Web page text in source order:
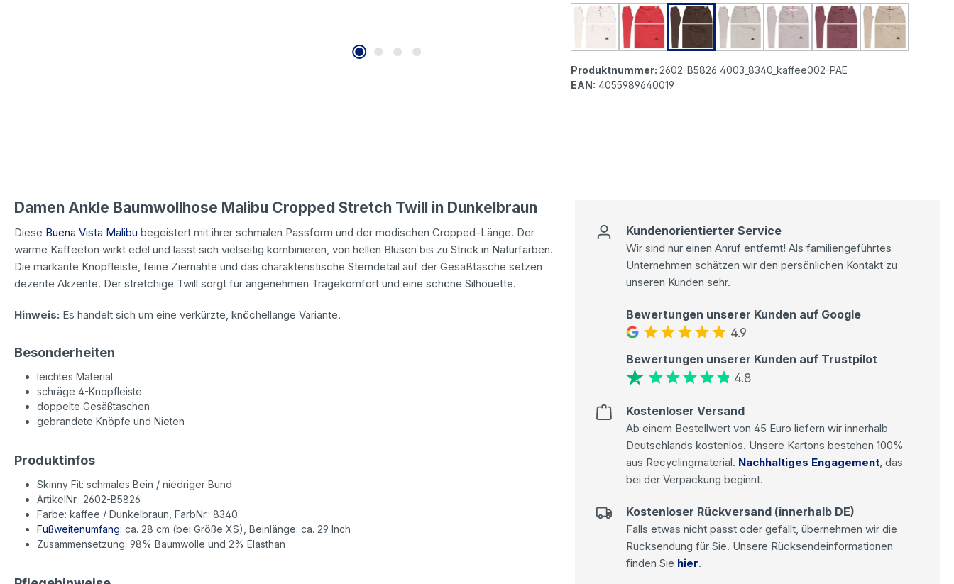
Buena Vista Malibu Cropped Stretch Twill Ankle Baumwollhose
Buena Vista Malibu Cropped Stretch Twill Ankle
Buena Vista Malibu Cropped Stretch Twill
Buena Vista Malibu Cropped Stretch
Buena Vista Malibu Cropped
Buena Vista Malibu
Buena
Produktnummer: 2602-B5826 4003_8340_kaffee002-PAE
EAN: 4055989640019
Damen Ankle Baumwollhose Malibu Cropped Stretch Twill in Dunkelbraun
Diese Buena Vista Malibu begeistert mit ihrer schmalen Passform und der modischen Cropped-Länge. Der
warme Kaffeeton wirkt edel und lässt sich vielseitig kombinieren, von hellen Blusen bis zu Strick in Naturfarben.
Die markante Knopfleiste, feine Ziernähte und das charakteristische Sterndetail auf der Gesäßtasche setzen
dezente Akzente. Der stretchige Twill sorgt für angenehmen Tragekomfort und eine schöne Silhouette.
Hinweis: Es handelt sich um eine verkürzte, knöchellange Variante.
Besonderheiten
leichtes Material
schräge 4-Knopfleiste
doppelte Gesäßtaschen
gebrandete Knöpfe und Nieten
Produktinfos
Skinny Fit: schmales Bein / niedriger Bund
ArtikelNr.: 2602-B5826
Farbe: kaffee / Dunkelbraun, FarbNr.: 8340
Fußweitenumfang: ca. 28 cm (bei Größe XS), Beinlänge: ca. 29 Inch
Zusammensetzung: 98% Baumwolle und 2% Elasthan
Kundenorientierter Service
Wir sind nur einen Anruf entfernt! Als familiengeführtes
Unternehmen schätzen wir den persönlichen Kontakt zu
unseren Kunden sehr.
Bewertungen unserer Kunden auf Google
4.9
Bewertungen unserer Kunden auf Trustpilot
4.8
Kostenloser Versand
Ab einem Bestellwert von 45 Euro liefern wir innerhalb
Deutschlands kostenlos. Unsere Kartons bestehen 100%
aus Recyclingmaterial. Nachhaltiges Engagement, das
bei der Verpackung beginnt.
Kostenloser Rückversand (innerhalb DE)
Falls etwas nicht passt oder gefällt, übernehmen wir die
Rücksendung für Sie. Unsere Rücksendeinformationen
finden Sie hier.